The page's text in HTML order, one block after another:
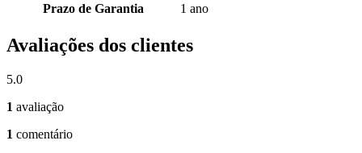
Prazo de Garantia
1 ano
Avaliações dos clientes
5.0
1 avaliação
1 comentário